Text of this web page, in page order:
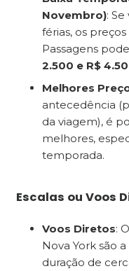
Novembro):
férias, os
Passagens
2.500 e R$
Melhores
antecedência
da viagem), é
melhores,
temporada.
Escalas ou Voos
Voos Diretos:
Nova York são
duração de